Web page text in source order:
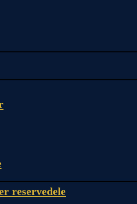
reservedele